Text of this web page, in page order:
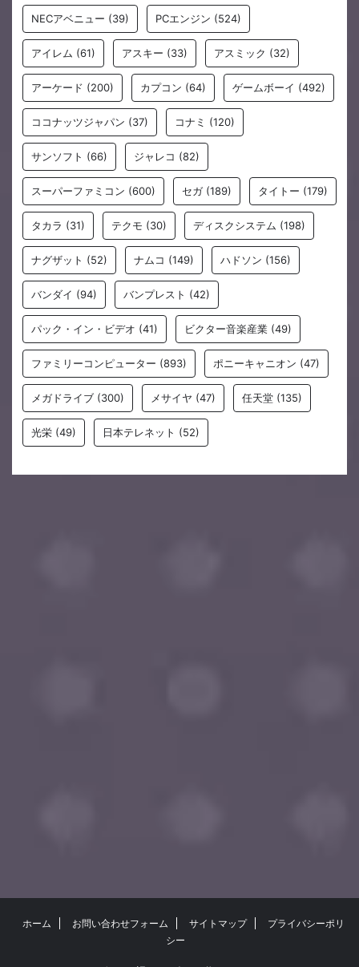
NECアベニュー (39) PCエンジン (524)
アイレム (61) アスキー (33) アスミック (32)
アーケード (200) カプコン (64) ゲームボーイ (492)
ココナッツジャパン (37) コナミ (120)
サンソフト (66) ジャレコ (82)
スーパーファミコン (600) セガ(189) タイトー (179)
タカラ (31) テクモ (30) ディスクシステム (198)
ナグザット (52) ナムコ (149) ハドソン (156)
バンダイ (94) バンプレスト (42)
パック・イン・ビデオ (41) ビクター音楽産業 (49)
ファミリーコンピューター (893) ポニーキャニオン (47)
メガドライブ (300) メサイヤ (47) 任天堂 (135)
光栄 (49) 日本テレネット (52)
ホーム お問い合わせフォーム サイトマップ
プライバシーポリ
シー